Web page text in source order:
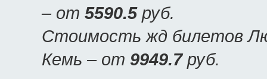
– от 5590.5руб.
Стоимость жд билетов
Кемь – от 9949.7руб.